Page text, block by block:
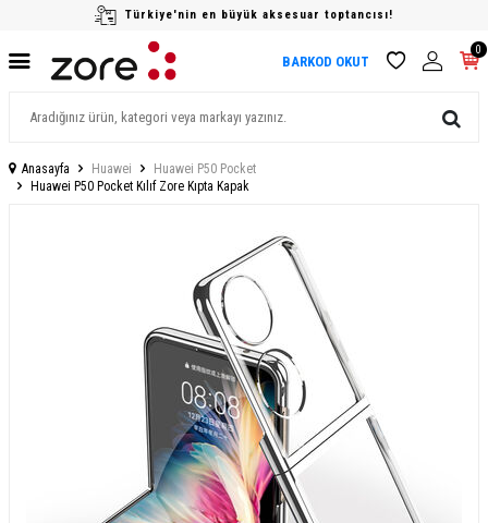
Türkiye'nin en büyük aksesuar toptancısı!
BARKOD OKUT
0
Anasayfa Huawei
Huawei P50 Pocket
Huawei P50 Pocket Kılıf Zore Kıpta Kapak